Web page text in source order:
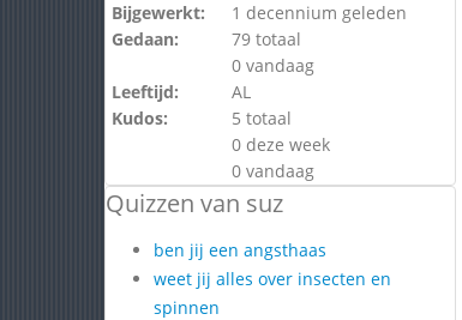
Bijgewerkt:
1 decennium geleden
Gedaan:
79 totaal
0 vandaag
Leeftijd:
AL
Kudos:
5 totaal
0 deze week
0 vandaag
Quizzen van suz
ben jij een angsthaas
weet jij alles over insecten en
spinnen